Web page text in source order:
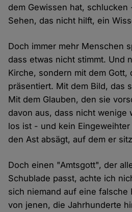
dem Gewissen hat,
Sehen, das nicht hilft, ein
Doch immer mehr Menschen
dass etwas nicht stimmt. Und
Kirche, sondern mit dem Gott,
präsentiert. Mit dem Bild, das
Mit dem Glauben, den sie
davon aus, dass nicht wenige
los ist - und kein
den Ast absägt, auf dem er
Doch einen "Amtsgott", der
Schublade passt, achte ich
sich niemand auf eine falsche
von jenen, die Jahrhunderte